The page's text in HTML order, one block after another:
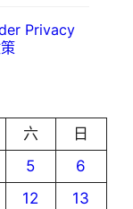
Privacy
六
日
5
6
12
13